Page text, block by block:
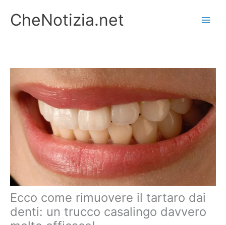
contenuto
CheNotizia.net
Ecco come rimuovere il tartaro dai
denti: un trucco casalingo davvero